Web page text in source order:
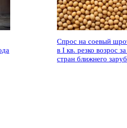
Спрос на соевый
в I кв. резко возрос
стран ближнего